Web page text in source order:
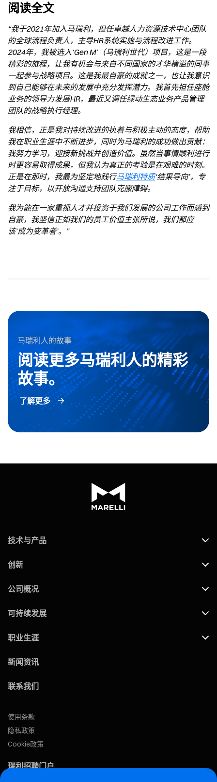
阅读全文
“我于2021年加入马瑞利，担任卓越人力资源技术中心团队
的全球流程负责人，主导HR系统实施与流程改进工作。
2024年，我被选入‘Gen M’（马瑞利世代）项目，这是一段
精彩的旅程，让我有机会与来自不同国家的才华横溢的同事
一起参与战略项目。这是我最自豪的成就之一，也让我意识
到自己能够在未来的发展中充分发挥潜力。我首先担任座舱
业务的领导力发展HR，最近又调任绿动生态业务产品管理
团队的战略执行经理。
我相信，正是我对持续改进的执着与积极主动的态度，帮助
我在职业生涯中不断进步，同时为马瑞利的成功做出贡献：
我努力学习，迎接新挑战并创造价值。虽然当事情顺利进行
时更容易取得成果，但我认为真正的考验是在艰难的时刻。
正是在那时，我最为坚定地践行马瑞利特质‘结果导向’，专
注于目标，以开放沟通支持团队克服障碍。
我为能在一家重视人才并投资于我们发展的公司工作而感到
自豪，我坚信正如我们的员工价值主张所说，我们都应
该‘成为变革者’。”
马瑞利人的故事
阅读更多马瑞利人的精彩
故事。
了解更多
技术与产品
创新
公司概况
可持续发展
职业生涯
新闻资讯
联系我们
使用条款
隐私政策
Cookie政策
瑞利招聘门户